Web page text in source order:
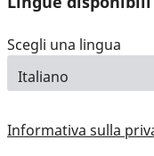
Scegli una lingua
Informativa sulla